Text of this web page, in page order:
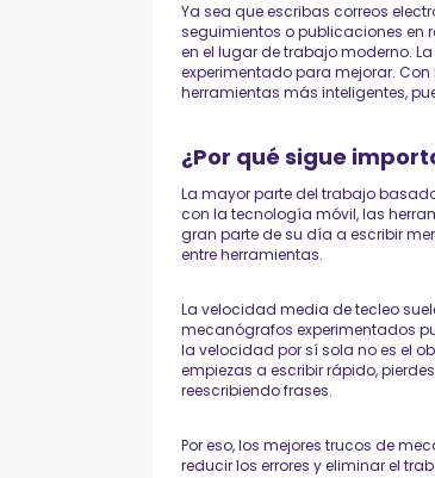
Ya sea que escribas correos
seguimientos o publicaciones en
en el lugar de trabajo moderno.
experimentado para mejorar.
herramientas más inteligentes,
¿Por qué sigue
La mayor parte del trabajo
con la tecnología móvil, las
gran parte de su día a escribir
entre herramientas.
La velocidad media de tecleo
mecanógrafos experimentados
la velocidad por sí sola no es el
empiezas a escribir rápido,
reescribiendo frases.
Por eso, los mejores trucos de
reducir los errores y eliminar el